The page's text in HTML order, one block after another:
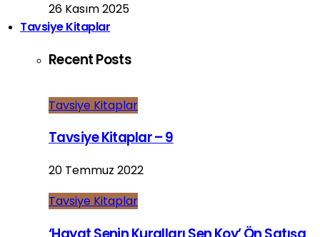
26 Kasım 2025
Tavsiye Kitaplar
Recent Posts
Tavsiye Kitaplar
Tavsiye Kitaplar – 9
20 Temmuz 2022
Tavsiye Kitaplar